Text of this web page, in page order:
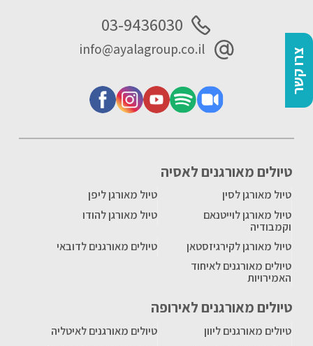
צרו קשר
טיולים מאורגנים לאסיה
טיול מאורגן לסין
טיול מאורגן ליפן
טיול מאורגן לוייטנאם
וקמבודיה
טיול מאורגן להודו
טיול מאורגן לקירגיזסטאן
טיולים מאורגנים לדובאי
טיולים מאורגנים לאיחוד
האמירויות
טיולים מאורגנים לאירופה
טיולים מאורגנים ליוון
טיולים מאורגנים לאיטליה
03-9436030
info@ayalagroup.co.il